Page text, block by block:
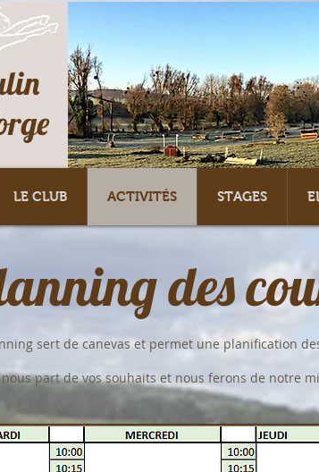
LE CLUB ACTIVITÉS STAGES
des
sert de canevas et permet une planification
nous part de vos souhaits et nous ferons de notre